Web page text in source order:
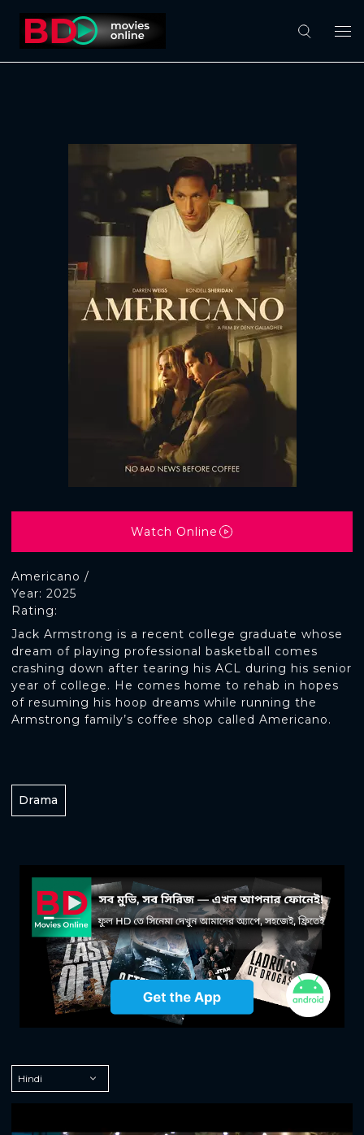
Americano /
Rating:
Year: 2025
Jack Armstrong is a recent college graduate whose
dream of playing professional basketball comes
crashing down after tearing his ACL during his senior
year of college. He comes home to rehab in hopes
of resuming his hoop dreams while running the
Armstrong family’s coffee shop called Americano.
Watch Online
Drama